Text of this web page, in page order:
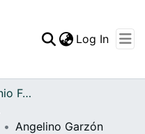
Log In
Archivo del Patrimonio Fotográfico y Fílmico del Valle del Cauca
Angelino Garzón